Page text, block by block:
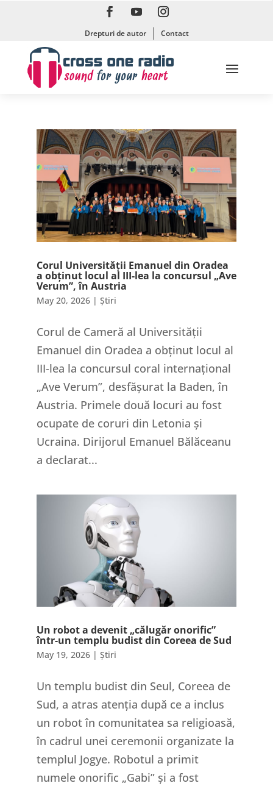
Drepturi de autor Contact
Corul Universității Emanuel din Oradea
a obținut locul al III-lea la concursul „Ave
Verum”, în Austria
May 20, 2026| Știri
Corul de Cameră al Universității
Emanuel din Oradea a obținut locul al
III-lea la concursul coral internațional
„Ave Verum”, desfășurat la Baden, în
Austria. Primele două locuri au fost
ocupate de coruri din Letonia și
Ucraina. Dirijorul Emanuel Bălăceanu
a declarat...
Un robot a devenit „călugăr onorific”
într-un templu budist din Coreea de Sud
May 19, 2026| Știri
Un templu budist din Seul, Coreea de
Sud, a atras atenția după ce a inclus
un robot în comunitatea sa religioasă,
în cadrul unei ceremonii organizate la
templul Jogye. Robotul a primit
numele onorific „Gabi” și a fost